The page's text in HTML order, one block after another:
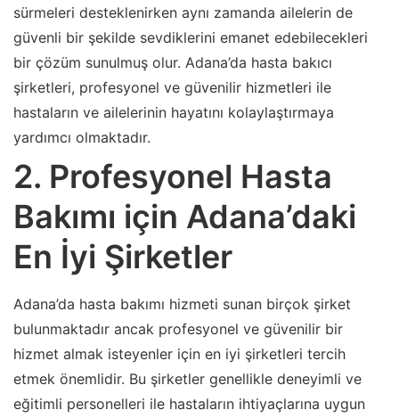
sürmeleri desteklenirken aynı zamanda ailelerin de
güvenli bir şekilde sevdiklerini emanet edebilecekleri
bir çözüm sunulmuş olur. Adana’da hasta bakıcı
şirketleri, profesyonel ve güvenilir hizmetleri ile
hastaların ve ailelerinin hayatını kolaylaştırmaya
yardımcı olmaktadır.
2. Profesyonel Hasta
Bakımı için Adana’daki
En İyi Şirketler
Adana’da hasta bakımı hizmeti sunan birçok şirket
bulunmaktadır ancak profesyonel ve güvenilir bir
hizmet almak isteyenler için en iyi şirketleri tercih
etmek önemlidir. Bu şirketler genellikle deneyimli ve
eğitimli personelleri ile hastaların ihtiyaçlarına uygun